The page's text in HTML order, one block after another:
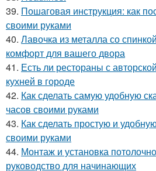
39. Пошаговая инструкция: как
своими руками
40. Лавочка из металла со
комфорт для вашего двора
41. Есть ли рестораны с
кухней в городе
42. Как сделать самую удобную
часов своими руками
43. Как сделать простую и
своими руками
44. Монтаж и установка
руководство для начинающих